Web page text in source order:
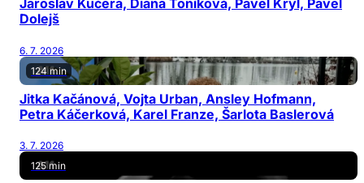
Jaroslav Kučera, Diana Toniková, Pavel Kryl, Pavel
Dolejš
6. 7. 2026
124 min
Jitka Kačánová, Vojta Urban, Ansley Hofmann,
Petra Káčerková, Karel Franze, Šarlota Baslerová
3. 7. 2026
125 min